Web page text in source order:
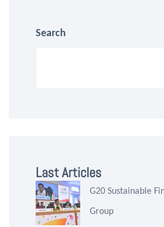
Search
Last Articles
G20 Sustainable
Group